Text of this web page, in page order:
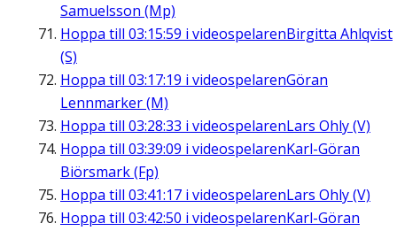
Samuelsson (Mp)
Hoppa till 03:15:59 i videospelarenBirgitta Ahlqvist
(S)
Hoppa till 03:17:19 i videospelarenGöran
Lennmarker (M)
Hoppa till 03:28:33 i videospelarenLars Ohly (V)
Hoppa till 03:39:09 i videospelarenKarl-Göran
Biörsmark (Fp)
Hoppa till 03:41:17 i videospelarenLars Ohly (V)
Hoppa till 03:42:50 i videospelarenKarl-Göran